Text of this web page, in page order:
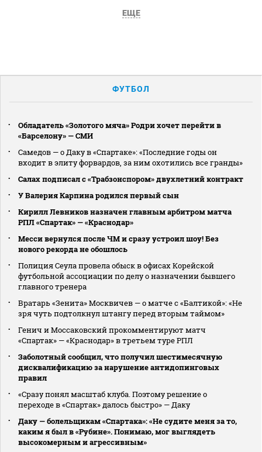
ЕЩЕ
ФУТБОЛ
Обладатель «Золотого мяча» Родри хочет перейти в
«Барселону» — СМИ
Самедов — о Даку в «Спартаке»: «Последние годы он
входит в элиту форвардов, за ним охотились все гранды»
Салах подписал с «Трабзонспором» двухлетний контракт
У Валерия Карпина родился первый сын
Кирилл Левников назначен главным арбитром матча
РПЛ «Спартак» — «Краснодар»
Месси вернулся после ЧМ и сразу устроил шоу! Без
нового рекорда не обошлось
Полиция Сеула провела обыск в офисах Корейской
футбольной ассоциации по делу о назначении бывшего
главного тренера
Вратарь «Зенита» Москвичев — о матче с «Балтикой»: «Не
зря чуть подтолкнул штангу перед вторым таймом»
Генич и Моссаковский прокомментируют матч
«Спартак» — «Краснодар» в третьем туре РПЛ
Заболотный сообщил, что получил шестимесячную
дисквалификацию за нарушение антидопинговых
правил
«Сразу понял масштаб клуба. Поэтому решение о
переходе в «Спартак» далось быстро» — Даку
Даку — болельщикам «Спартака»: «Не судите меня за то,
каким я был в «Рубине». Понимаю, мог выглядеть
высокомерным и агрессивным»